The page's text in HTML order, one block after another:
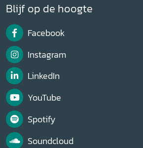
Blijf op de hoogte
Facebook
Instagram
LinkedIn
YouTube
Spotify
Soundcloud